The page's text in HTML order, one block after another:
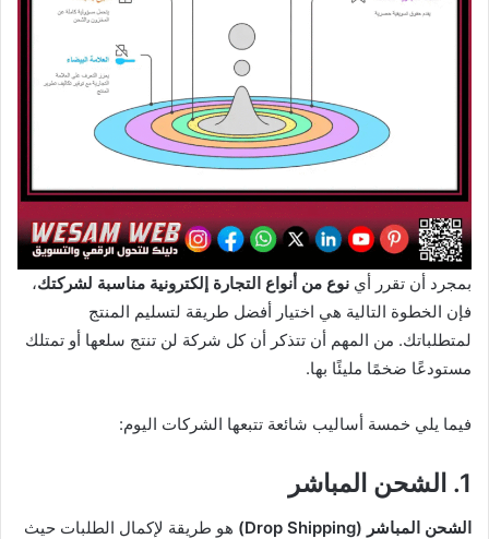
بمجرد أن تقرر أي نوع من أنواع التجارة إلكترونية مناسبة لشركتك،
فإن الخطوة التالية هي اختيار أفضل طريقة لتسليم المنتج
لمتطلباتك. من المهم أن تتذكر أن كل شركة لن تنتج سلعها أو تمتلك
مستودعًا ضخمًا مليئًا بها.
فيما يلي خمسة أساليب شائعة تتبعها الشركات اليوم:
1. الشحن المباشر
الشحن المباشر (Drop Shipping)
هو طريقة لإكمال الطلبات حيث